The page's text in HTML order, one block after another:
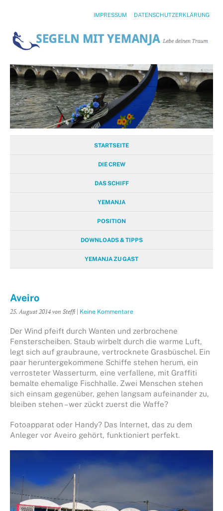
IMPRESSUM DATENSCHUTZERKLÄRUNG
STARTSEITE
DIE CREW
DAS SCHIFF
YEMANJA
POSITION
DOWNLOADS & TIPPS
YEMANJA ZU GAST
Aveiro
25. August 2014von Steffi Keine Kommentare
Der Wind pfeift durch Wanten und zerbrochene
Fensterscheiben. Staub wirbelt durch die warme Luft,
legt sich auf graubraune, vertrocknete Grasbüschel. Ein
paar heruntergekommene Schiffe stehen herum, ein
verrosteter Wasserturm, eine verfallene, mit Graffiti
bemalte ehemalige Fischhalle. Zwei Menschen stehen
sich einsam gegenüber, gehen langsam aufeinander zu,
bleiben stehen – wer zückt zuerst die Waffe?
Fotoapparat oder Handy? Das Internet, das zu dem
Anleger vor Aveiro gehört, funktioniert perfekt.